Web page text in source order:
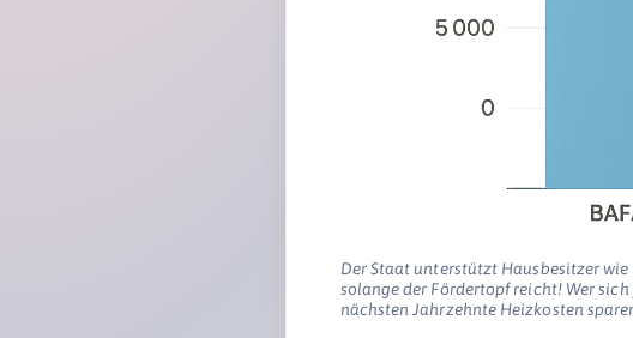
Der Staat unterstützt Hausbesitzer
solange der Fördertopf reicht! Wer
nächsten Jahrzehnte Heizkosten